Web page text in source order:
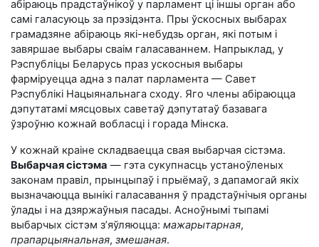
абіраюць прадстаўнікоў у парламент ці іншы орган або
самі галасуюць за прэзідэнта. Пры ўскосных выбарах
грамадзяне абіраюць які-небудзь орган, які потым і
завяршае выбары сваім галасаваннем. Напрыклад, у
Рэспубліцы Беларусь праз ускосныя выбары
фарміруецца адна з палат парламента — Савет
Рэспублікі Нацыянальнага сходу. Яго члены абіраюцца
дэпутатамі мясцовых саветаў дэпутатаў базавага
ўзроўню кожнай вобласці і горада Мінска.
У кожнай краіне складваецца свая выбарчая сістэма.
Выбарчая сістэма — гэта сукупнасць устаноўленых
законам правіл, прынцыпаў і прыёмаў, з дапамогай якіх
вызначаюцца вынікі галасавання ў прадстаўнічыя органы
ўлады і на дзяржаўныя пасады. Асноўнымі тыпамі
выбарчых сістэм з’яўляюцца: мажарытарная,
прапарцыянальная, змешаная.